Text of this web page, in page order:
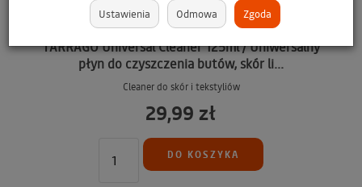
TARRAGO Universal Cleaner 125ml / Uniwersalny
płyn do czyszczenia butów, skór li...
Cleaner do skór i tekstyliów
29,99 zł
DO KOSZYKA
Ustawienia Odmowa Zgoda